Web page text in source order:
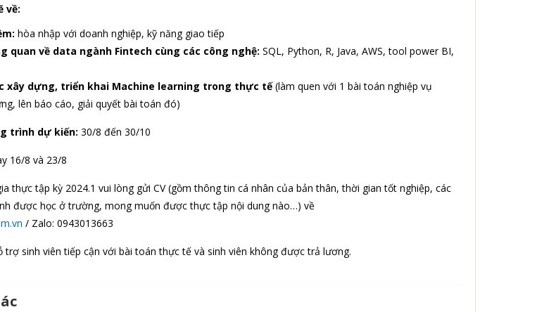
về:
hòa nhập với doanh nghiệp, kỹ năng giao tiếp
quan về data ngành Fintech cùng các công nghệ: SQL, Python, R, Java, AWS, tool power BI,
xây dựng, triển khai Machine learning trong thực tế(làm quen với 1 bài toán nghiệp vụ
lên báo cáo, giải quyết bài toán đó)
trình dự kiến: 30/8 đến 30/10
16/8 và 23/8
thực tập kỳ 2024.1 vui lòng gửi CV (gồm thông tin cá nhân của bản thân, thời gian tốt nghiệp, các
được học ở trường, mong muốn được thực tập nội dung nào…) về
/ Zalo: 0943013663
trợ sinh viên tiếp cận với bài toán thực tế và sinh viên không được trả lương.